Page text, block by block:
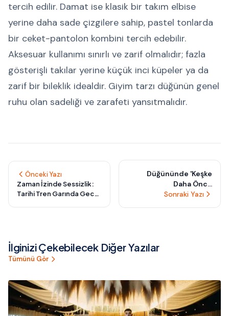
tercih edilir. Damat ise klasik bir takım elbise
yerine daha sade çizgilere sahip, pastel tonlarda
bir ceket-pantolon kombini tercih edebilir.
Aksesuar kullanımı sınırlı ve zarif olmalıdır; fazla
gösterişli takılar yerine küçük inci küpeler ya da
zarif bir bileklik idealdir. Giyim tarzı düğünün genel
ruhu olan sadeliği ve zarafeti yansıtmalıdır.
Önceki Yazı
Zaman İzinde Sessizlik:
Tarihi Tren Garında Gece
Sonraki Yazı
Düğününde 'Keşke
Daha Önce
Düşünseydim'
İlginizi Çekebilecek Diğer Yazılar
Tümünü Gör